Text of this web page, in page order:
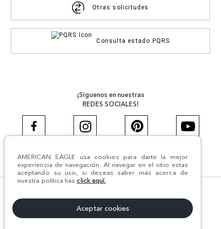
AMERICAN EAGLE usa cookies para darte la mejor
experiencia de navegación. Al navegar en el sitio estas
aceptando su uso, si deseas saber más acerca de
nuestra política has click aquí.
Aceptar cookies
Otras solicitudes
Consulta estado PQRS
¡Síguenos en nuestras
REDES SOCIALES!
#AEJEANS #AerieREALCOL
NIT:800.069.933-6 | CII 14 #52A - 370 | Medellín, Colombia